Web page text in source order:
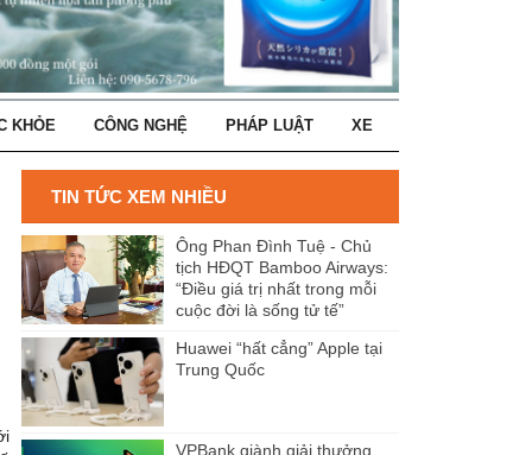
KHỎE CÔNG NGHỆ PHÁP LUẬT XE
TIN TỨC XEM NHIỀU
Ông Phan Đình Tuệ - Chủ
tịch HĐQT Bamboo Airways:
“Điều giá trị nhất trong mỗi
cuộc đời là sống tử tế”
Huawei “hất cẳng” Apple tại
Trung Quốc
VPBank giành giải thưởng